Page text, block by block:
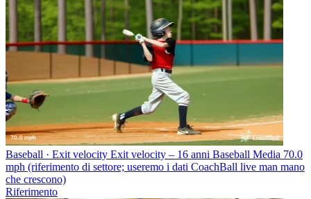
Baseball · Exit velocity Exit velocity – 16 anni Baseball Media 70.0
mph (riferimento di settore; useremo i dati CoachBall live man mano
che crescono)
Riferimento